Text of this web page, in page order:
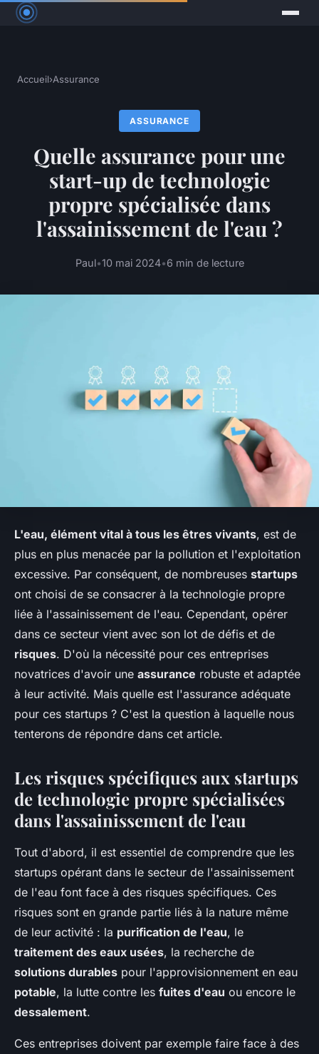
Accueil›Assurance
ASSURANCE
Quelle assurance pour une
start-up de technologie
propre spécialisée dans
l'assainissement de l'eau ?
Paul•10 mai 2024•6 min de lecture
L'eau, élément vital à tous les êtres vivants, est de
plus en plus menacée par la pollution et l'exploitation
excessive. Par conséquent, de nombreuses startups
ont choisi de se consacrer à la technologie propre
liée à l'assainissement de l'eau. Cependant, opérer
dans ce secteur vient avec son lot de défis et de
risques. D'où la nécessité pour ces entreprises
novatrices d'avoir une assurance robuste et adaptée
à leur activité. Mais quelle est l'assurance adéquate
pour ces startups ? C'est la question à laquelle nous
tenterons de répondre dans cet article.
Les risques spécifiques aux startups
de technologie propre spécialisées
dans l'assainissement de l'eau
Tout d'abord, il est essentiel de comprendre que les
startups opérant dans le secteur de l'assainissement
de l'eau font face à des risques spécifiques. Ces
risques sont en grande partie liés à la nature même
de leur activité : la purification de l'eau, le
traitement des eaux usées, la recherche de
solutions durables pour l'approvisionnement en eau
potable, la lutte contre les fuites d'eau ou encore le
dessalement.
Ces entreprises doivent par exemple faire face à des